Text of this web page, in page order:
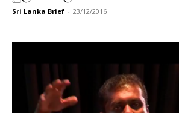
Sri Lanka Brief - 23/12/2016